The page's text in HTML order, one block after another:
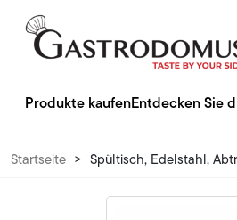
Produkte kaufenEntdecken Sie
Startseite > Spültisch, Edelstahl,